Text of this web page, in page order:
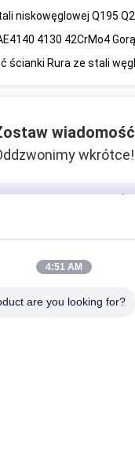
wiadomość
wkrótce!
4:51 AM
are you looking for?